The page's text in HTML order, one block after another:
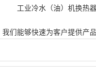
工业冷水（油）机换热器
们能够快速为客户提供产